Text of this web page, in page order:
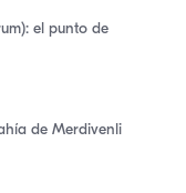
el punto de
de Merdivenli